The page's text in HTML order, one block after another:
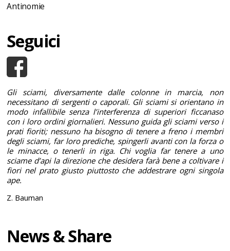
Antinomie
Seguici
Gli sciami, diversamente dalle colonne in marcia, non
necessitano di sergenti o caporali. Gli sciami si orientano in
modo infallibile senza l’interferenza di superiori ficcanaso
con i loro ordini giornalieri. Nessuno guida gli sciami verso i
prati fioriti; nessuno ha bisogno di tenere a freno i membri
degli sciami, far loro prediche, spingerli avanti con la forza o
le minacce, o tenerli in riga. Chi voglia far tenere a uno
sciame d’api la direzione che desidera farà bene a coltivare i
fiori nel prato giusto piuttosto che addestrare ogni singola
ape.
Z. Bauman
News & Share